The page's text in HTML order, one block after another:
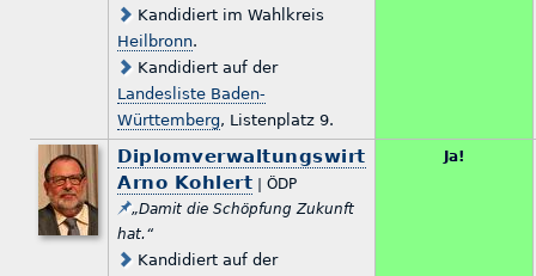
Kandidiert im Wahlkreis
Heilbronn.
Kandidiert auf der
Landesliste Baden-
Württemberg, Listenplatz 9.
Diplomverwaltungswirt
Arno Kohlert | ÖDP
„Damit die Schöpfung Zukunft
hat.“
Kandidiert auf der
Ja!